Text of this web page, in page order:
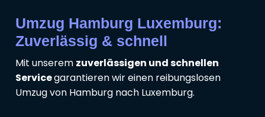
Umzug Hamburg Luxemburg:
Zuverlässig & schnell
Mit unserem zuverlässigen und schnellen
Servicegarantieren wir einen reibungslosen
Umzug von Hamburg nach Luxemburg.